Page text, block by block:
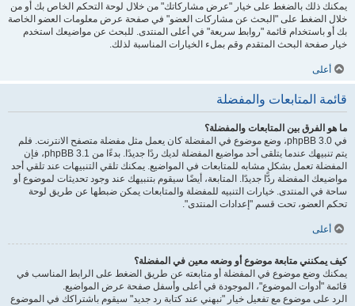
يمكنك ذلك بالضغط على خيار "عرض مشاركاتك" من خلال لوحة التحكم الخاص بك أو من
خلال الضغط على "البحث عن مشاركات العضو" في صفحة عرض معلومات العضو الخاصة
بك أو باستخدام قائمة "روابط سريعة" في أعلى المنتدى. للبحث عن مواضيعك استخدم
خيار صفحة البحث المتقدم وقم بملء الخيارات المناسبة لذلك.
أعلى
قائمة المتابعات والمفضلة
ما هو الفرق بين المتابعات والمفضلة؟
في phpBB 3.0، وضع موضوع في المفضلة كان يعمل مثل مفضلة متصفح الانترنت. فلم
يتم تنبيهك عندما يتلقى أحد مواضيع المفضلة لديك ردًا جديدًا. بدءًا من phpBB 3.1، فإن
المفضلة تعمل بشكل مشابه للمتابعات في المواضيع. يمكنك تلقي التنبيهات عند تلقي أحد
مواضيعك المفضلة ردًّا جديدًا. المتابعة، أيضًا سيقوم بتنبيهك عند وجود تحديثات لموضوع أو
ساحة في المنتدى. خيارات التنبيه للمفضلة والمتابعات يمكن ضبطها عن طريق لوحة
تحكم العضو، تحت قسم "إعدادات المنتدى".
أعلى
كيف يمكنني متابعة موضوع أو وضعه معين في المفضلة؟
يمكنك وضع موضوع في المفضلة أو متابعته عن طريق الضغط على الرابط المناسب في
قائمة "أدوات الموضوع"، الموجودة في أعلى وأسفل صفحة عرض المواضيع.
الرد على موضوع مع تفعيل خيار "نبهني عند كتابة رد جديد" سيقوم باشتراكك في الموضوع